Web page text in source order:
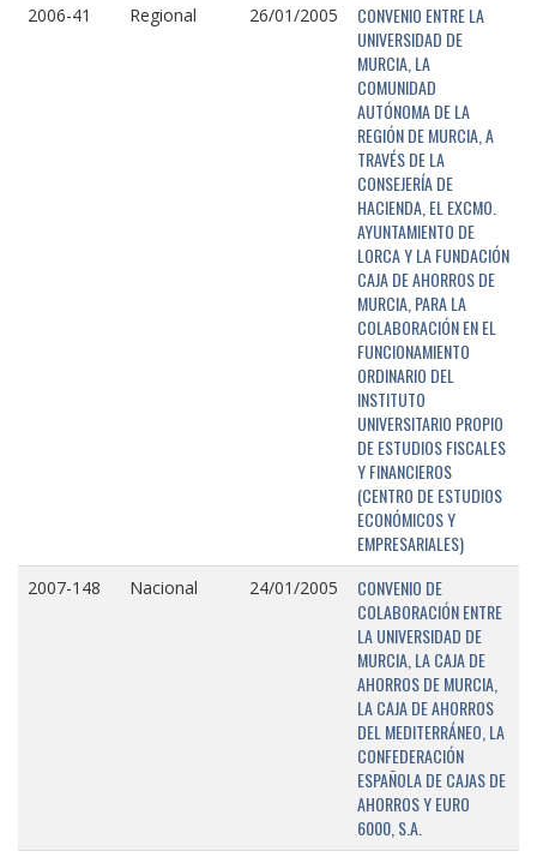
2006-41 Regional 26/01/2005
CONVENIO ENTRE LA
UNIVERSIDAD DE
MURCIA, LA
COMUNIDAD
AUTÓNOMA DE LA
REGIÓN DE MURCIA, A
TRAVÉS DE LA
CONSEJERÍA DE
HACIENDA, EL EXCMO.
AYUNTAMIENTO DE
LORCA Y LA FUNDACIÓN
CAJA DE AHORROS DE
MURCIA, PARA LA
COLABORACIÓN EN EL
FUNCIONAMIENTO
ORDINARIO DEL
INSTITUTO
UNIVERSITARIO PROPIO
DE ESTUDIOS FISCALES
Y FINANCIEROS
(CENTRO DE ESTUDIOS
ECONÓMICOS Y
EMPRESARIALES)
2007-148 Nacional 24/01/2005
CONVENIO DE
COLABORACIÓN ENTRE
LA UNIVERSIDAD DE
MURCIA, LA CAJA DE
AHORROS DE MURCIA,
LA CAJA DE AHORROS
DEL MEDITERRÁNEO, LA
CONFEDERACIÓN
ESPAÑOLA DE CAJAS DE
AHORROS Y EURO
6000, S.A.